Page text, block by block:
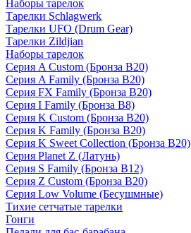
Наборы тарелок
Тарелки Schlagwerk
Тарелки UFO (Drum Gear)
Тарелки Zildjian
Наборы тарелок
Серия A Custom (Бронза B20)
Серия A Family (Бронза B20)
Серия FX Family (Бронза B20)
Серия I Family (Бронза B8)
Серия K Custom (Бронза B20)
Серия K Family (Бронза B20)
Серия K Sweet Collection (Бронза B20)
Серия Planet Z (Латунь)
Серия S Family (Бронза B12)
Серия Z Custom (Бронза B20)
Серия Low Volume (Бесушмные)
Тихие сетчатые тарелки
Гонги